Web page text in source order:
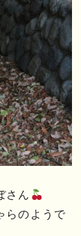
さん
らのようで